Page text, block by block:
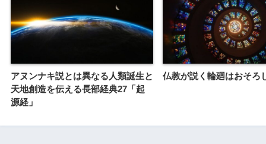
アヌンナキ説とは異なる人類誕生と
天地創造を伝える長部経典27「起
源経」
仏教が説く輪廻はおそろ